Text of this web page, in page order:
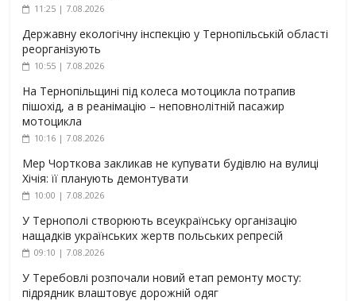
11:25 | 7.08.2026
Державну екологічну інспекцію у Тернопільській області
реорганізують
10:55 | 7.08.2026
На Тернопільщині під колеса мотоцикла потрапив
пішохід, а в реанімацію – неповнолітній пасажир
мотоцикла
10:16 | 7.08.2026
Мер Чорткова закликав не купувати будівлю на вулиці
Хічія: її планують демонтувати
10:00 | 7.08.2026
У Тернополі створюють всеукраїнську організацію
нащадків українських жертв польських репресій
09:10 | 7.08.2026
У Теребовлі розпочали новий етап ремонту мосту:
підрядник влаштовує дорожній одяг